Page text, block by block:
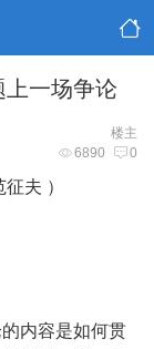
一场争论
楼主
6890 0
夫 ）
内容是如何贯